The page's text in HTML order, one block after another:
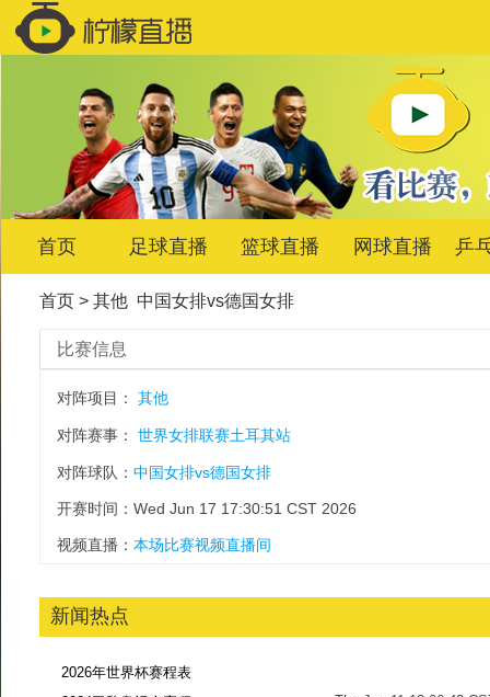
首页 足球直播 篮球直播 网球直播 乒
首页> 其他 中国女排vs德国女排
比赛信息
对阵项目： 其他
对阵赛事： 世界女排联赛土耳其站
对阵球队： 中国女排vs德国女排
开赛时间：Wed Jun 17 17:30:51 CST 2026
视频直播： 本场比赛视频直播间
新闻热点
2026年世界杯赛程表